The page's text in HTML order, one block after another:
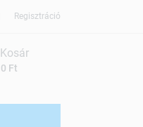
Regisztráció
0 Ft
Kosár